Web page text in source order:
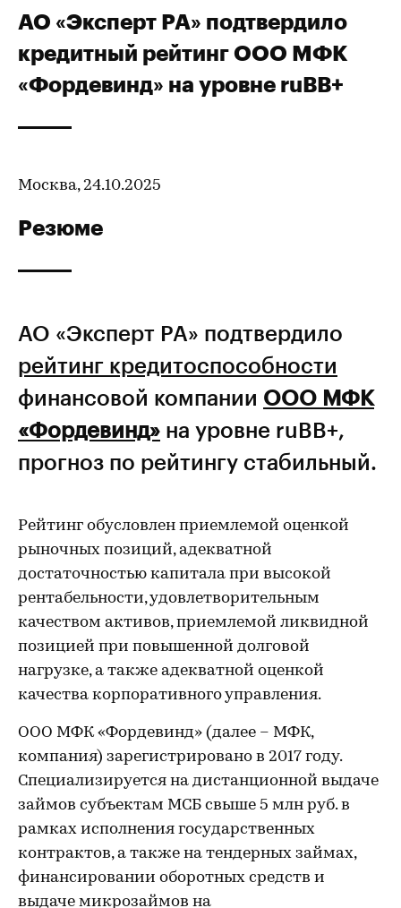
АО «Эксперт РА» подтвердило
кредитный рейтинг ООО МФК
«Фордевинд» на уровне ruBB+
Москва, 24.10.2025
Резюме
АО «Эксперт РА» подтвердило
рейтинг кредитоспособности
финансовой компании ООО МФК
«Фордевинд» на уровне ruBB+,
прогноз по рейтингу стабильный.
Рейтинг обусловлен приемлемой оценкой
рыночных позиций, адекватной
достаточностью капитала при высокой
рентабельности, удовлетворительным
качеством активов, приемлемой ликвидной
позицией при повышенной долговой
нагрузке, а также адекватной оценкой
качества корпоративного управления.
ООО МФК «Фордевинд» (далее – МФК,
компания) зарегистрировано в 2017 году.
Специализируется на дистанционной выдаче
займов субъектам МСБ свыше 5 млн руб. в
рамках исполнения государственных
контрактов, а также на тендерных займах,
финансировании оборотных средств и
выдаче микрозаймов на